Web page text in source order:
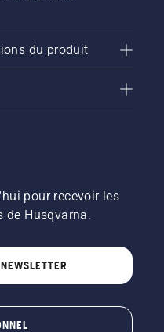
du produit
pour recevoir les
de Husqvarna.